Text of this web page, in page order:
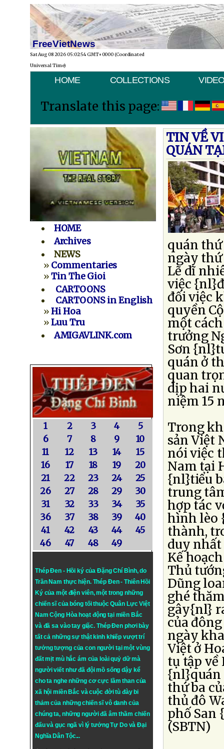
FreeVietNews
Sat Aug 08 2026 05:02:54 GMT+0000 (Coordinated
Universal Time)
HOME COLLECTIONS
Translate this page:
HOME
Archives
NEWS
» Commentaries
»Tin The Gioi
CARTOONS
CARTOONS in English
»Hi Hoa
»Luu Tru
AMIGAVLINK.com
1 2 3 4
5
6
7 8 9
10
11
12 13 14
15
16
17 18 19
20
21
22 23 24
25
26
27 28 29
30
31
32 33 34
35
36
37 38 39
40
41
42 43 44
45
46
47 48 49
Thép Đen - Hồi ký của Đặng Chí Bình, do
Trần Nam thực hiện. Thép Đen- Thiên Hồi
Ký của một điện viên, một trong những
chiến sĩ của bóng tối thuộc Quân Lực Việt
Nam Cộng Hòa hoạt động tại miền Bắc
và đã sa vào tay giặc. Thép Đen phơi bày
tất cả những sự thật kinh khiếp vượt trí
tưởng tượng của con người tại một vùng
đất mịt mù hắc ám của loài quỷ dữ mà
người viết như đã đội mồ sống dậy kể
cho ta nghe những cơ cực lầm than của
xã hội miền Bắc và cuộc đời tù đày bi
thảm của những chiến sĩ vô danh của
chúng ta, những người đã âm thầm chiến
đấu và gục ngã vì lý tưởngTự DovàĐại
Nghĩa Dân Tộc...
TIN VỀ
QUÁN
quán thứ
ngày thứ
Lẽ dĩ
việc
đối việc
quyền
một
trưởng
Sơn
quán ở
quan
dịp hai
niệm 15
Trong
sản Việt
nói việc
Nam tại
{nl}tiểu
trung
hợp tác
hình lèo
thành,
duy nhất
Kế
Thủ
Dũng
ghé
gây{nl}
của
ngày
Việt ở
tụ tập về
{nl}quán
thứ ba
thủ đô
phố San
(SBTN)